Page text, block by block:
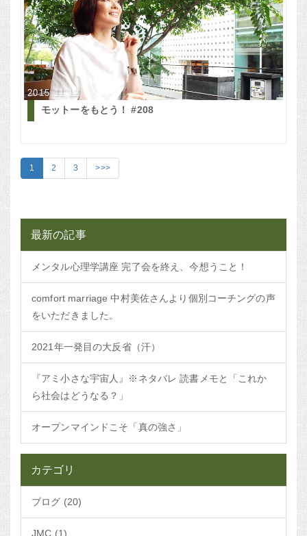
2015.11.12
モットーをもとう！ #208
1 2 3 >>>
最新の記事
メンタル心理学講座 完了会を終え、今想うこと！
comfort marriage 中村美佐さんより個別コーチングの声
をいただきました。
2021年一発目の大反省（汗）
『アミ小さな宇宙人』※ネタバレ 読書メモと「これか
ら社会はどうなる？」
オープンマインドこそ「真の強さ」
カテゴリ
ブログ (20)
JMC (1)